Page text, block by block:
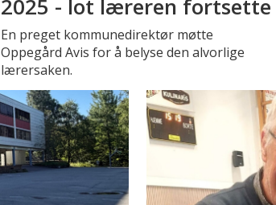
2025 - lot læreren fortsette
En preget kommunedirektør møtte
Oppegård Avis for å belyse den alvorlige
lærersaken.